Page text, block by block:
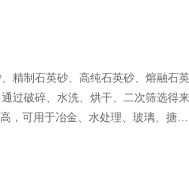
精制石英砂、高纯石英砂、熔融石英
过破碎、水洗、烘干、二次筛选得来
，可用于冶金、水处理、玻璃、搪
材料、冶金、陶瓷、研磨材料、石英